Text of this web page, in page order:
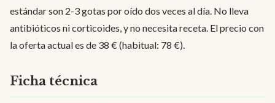
estándar son 2-3 gotas por oído dos veces al día. No lleva
antibióticos ni corticoides, y no necesita receta. El precio con
la oferta actual es de 38 € (habitual: 78 €).
Ficha técnica